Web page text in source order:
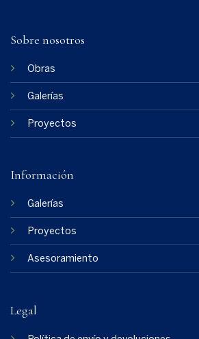
Sobre nosotros
Obras
Galerías
Proyectos
Información
Galerías
Proyectos
Asesoramiento
Legal